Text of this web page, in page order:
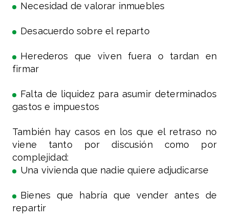
Necesidad de valorar inmuebles
Desacuerdo sobre el reparto
Herederos que viven fuera o tardan en
firmar
Falta de liquidez para asumir determinados
gastos e impuestos
También hay casos en los que el retraso no
viene tanto por discusión como por
complejidad:
Una vivienda que nadie quiere adjudicarse
Bienes que habría que vender antes de
repartir